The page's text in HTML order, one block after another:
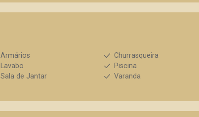
Armários
Churrasqueira
Lavabo
Piscina
Sala de Jantar Varanda